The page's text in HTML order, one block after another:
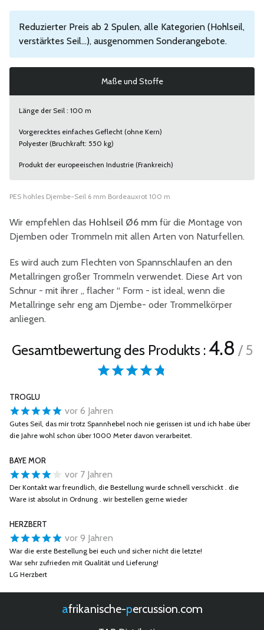
Reduzierter Preis ab 2 Spulen, alle Kategorien (Hohlseil,
verstärktes Seil...), ausgenommen Sonderangebote.
Maße und Stoffe
Länge der Seil : 100 m
Vorgerecktes einfaches Geflecht (ohne Kern)
Polyester (Bruchkraft: 550 kg)
Produkt der europeeischen Industrie (Frankreich)
PES hohles Djembe-Seil 6 mm Bordeauxrot 100 m
Wir empfehlen das Hohlseil Ø6 mm für die Montage von
Djemben oder Trommeln mit allen Arten von Naturfellen.
Es wird auch zum Flechten von Spannschlaufen an den
Metallringen großer Trommeln verwendet. Diese Art von
Schnur - mit ihrer „ flacher “ Form - ist ideal, wenn die
Metallringe sehr eng am Djembe- oder Trommelkörper
anliegen.
Gesamtbewertung des Produkts :4.8 / 5
TROGLU
vor 6 Jahren
Gutes Seil, das mir trotz Spannhebel noch nie gerissen ist und ich habe über
die Jahre wohl schon über 1000 Meter davon verarbeitet.
BAYE MOR
vor 7 Jahren
Der Kontakt war freundlich, die Bestellung wurde schnell verschickt . die
Ware ist absolut in Ordnung . wir bestellen gerne wieder
HERZBERT
vor 9 Jahren
War die erste Bestellung bei euch und sicher nicht die letzte!
War sehr zufrieden mit Qualität und Lieferung!
LG Herzbert
afrikanische- percussion.com